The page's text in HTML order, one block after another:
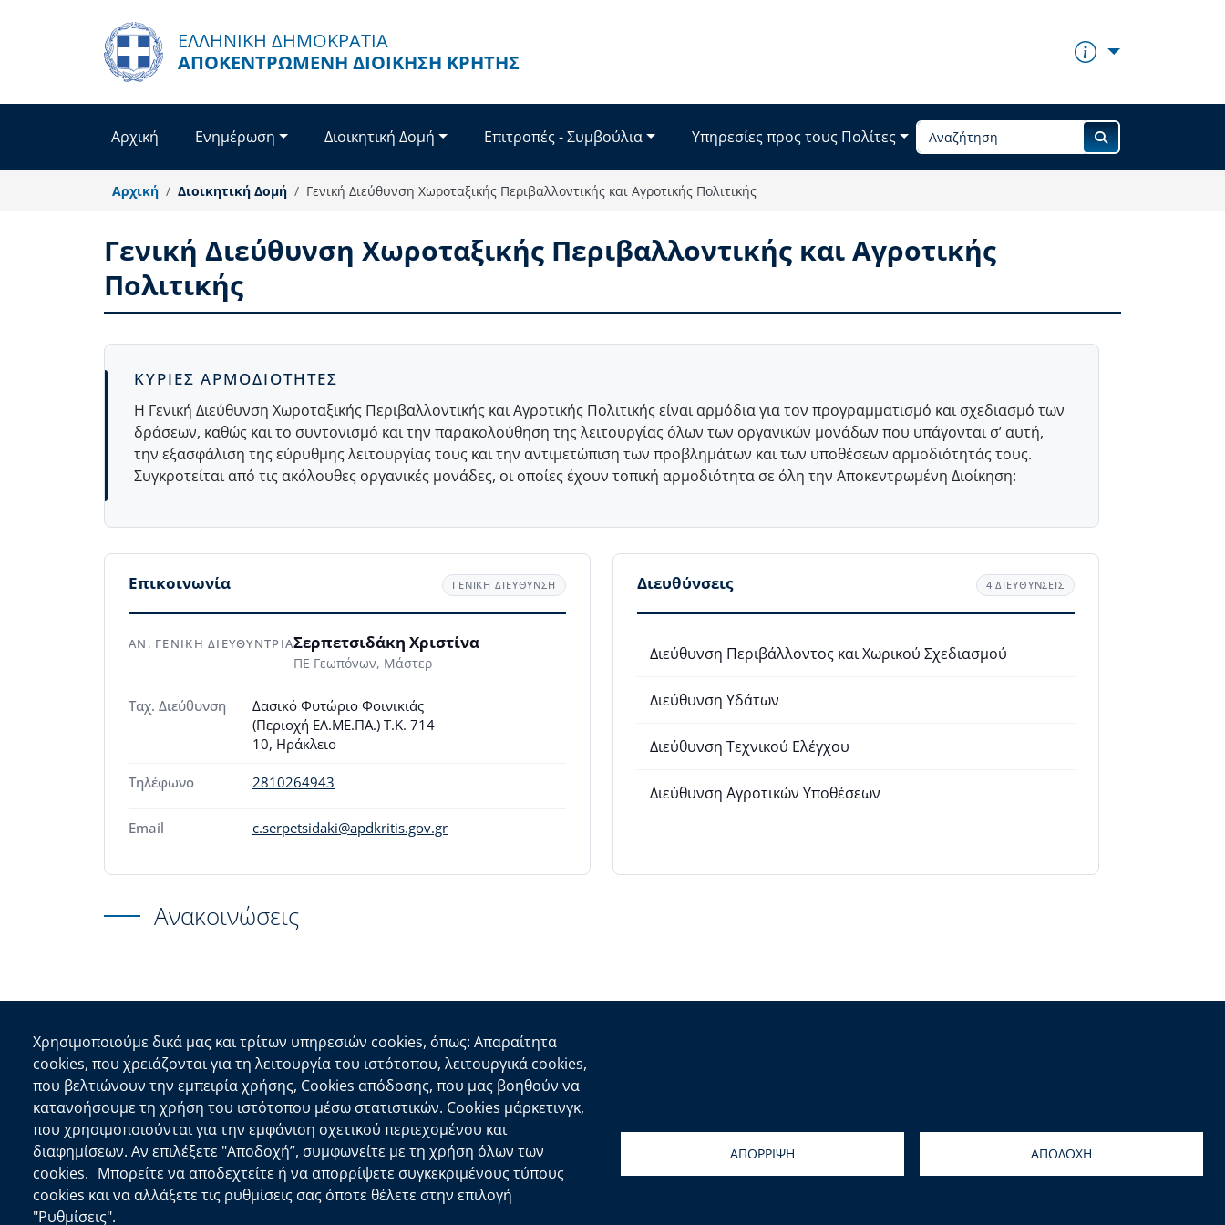
ΕΛΛΗΝΙΚΗ ΔΗΜΟΚΡΑΤΙΑ
ΑΠΟΚΕΝΤΡΩΜΈΝΗ ΔΙΟΊΚΗΣΗ ΚΡΉΤΗΣ
Αρχική Ενημέρωση Διοικητική Δομή Επιτροπές - Συμβούλια Υπηρεσίες προς τους Πολίτες
Αρχική Διοικητική Δομή Γενική Διεύθυνση Χωροταξικής Περιβαλλοντικής και Αγροτικής Πολιτικής
Γενική Διεύθυνση Χωροταξικής Περιβαλλοντικής και Αγροτικής
Πολιτικής
Body
ΚΥΡΙΕΣ ΑΡΜΟΔΙΟΤΗΤΕΣ
Η Γενική Διεύθυνση Χωροταξικής Περιβαλλοντικής και Αγροτικής Πολιτικής είναι αρμόδια για τον προγραμματισμό και σχεδιασμό των
δράσεων, καθώς και το συντονισμό και την παρακολούθηση της λειτουργίας όλων των οργανικών μονάδων που υπάγονται σ’ αυτή,
την εξασφάλιση της εύρυθμης λειτουργίας τους και την αντιμετώπιση των προβλημάτων και των υποθέσεων αρμοδιότητάς τους.
Συγκροτείται από τις ακόλουθες οργανικές μονάδες, οι οποίες έχουν τοπική αρμοδιότητα σε όλη την Αποκεντρωμένη Διοίκηση:
Επικοινωνία ΓΕΝΙΚΗ ΔΙΕΥΘΥΝΣΗ
ΑΝ. ΓΕΝΙΚΗ ΔΙΕΥΘΥΝΤΡΙΑΣερπετσιδάκη Χριστίνα
ΠΕ Γεωπόνων, Μάστερ
Ταχ. Διεύθυνση
Δασικό Φυτώριο Φοινικιάς
(Περιοχή ΕΛ.ΜΕ.ΠΑ.) Τ.Κ. 714
10, Ηράκλειο
Τηλέφωνο 2810264943
Email c.serpetsidaki@apdkritis.gov.gr
Διευθύνσεις 4 ΔΙΕΥΘΥΝΣΕΙΣ
Διεύθυνση Περιβάλλοντος και Χωρικού Σχεδιασμού
Διεύθυνση Υδάτων
Διεύθυνση Τεχνικού Ελέγχου
Διεύθυνση Αγροτικών Υποθέσεων
Ανακοινώσεις
Επικοινωνία
Αποκεντρωμένη Διοίκηση Κρήτης
Πλατεία Κουντουριώτη 71202 Ηράκλειο
Επικοινωνήστε μαζί μας
Χρήσιμοι Σύνδεσμοι
Ελληνική Κυβέρνηση
Ευρωπαϊκή Επιτροπή
Χρησιμοποιούμε δικά μας και τρίτων υπηρεσιών cookies, όπως: Απαραίτητα
cookies, που χρειάζονται για τη λειτουργία του ιστότοπου, λειτουργικά cookies,
που βελτιώνουν την εμπειρία χρήσης, Cookies απόδοσης, που μας βοηθούν να
κατανοήσουμε τη χρήση του ιστότοπου μέσω στατιστικών. Cookies μάρκετινγκ,
που χρησιμοποιούνται για την εμφάνιση σχετικού περιεχομένου και
διαφημίσεων. Αν επιλέξετε "Αποδοχή”, συμφωνείτε με τη χρήση όλων των
cookies. Μπορείτε να αποδεχτείτε ή να απορρίψετε συγκεκριμένους τύπους
cookies και να αλλάξετε τις ρυθμίσεις σας όποτε θέλετε στην επιλογή
"Ρυθμίσεις".
ΑΠΟΡΡΙΨΗ ΑΠΟΔΟΧΗ
copyright © 2026Δ/νση Πληροφορικής και Επικοινωνιών| Ανάπτυξη: Τμ. Σχεδιασμού και Υποστήριξης Συστημάτων & Αιγαίου Solutions